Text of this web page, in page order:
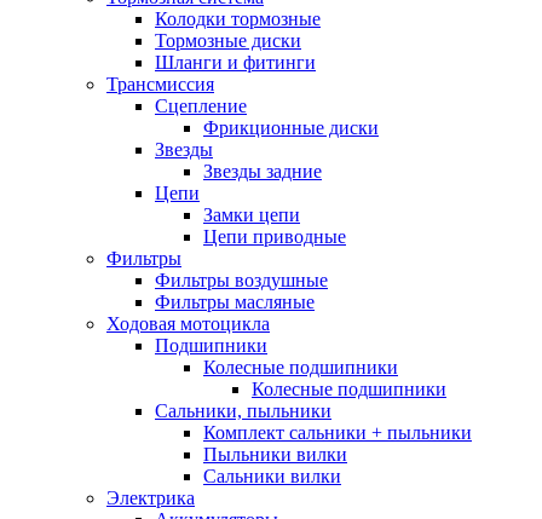
Колодки тормозные
Тормозные диски
Шланги и фитинги
Трансмиссия
Cцепление
Фрикционные диски
Звезды
Звезды задние
Цепи
Замки цепи
Цепи приводные
Фильтры
Фильтры воздушные
Фильтры масляные
Ходовая мотоцикла
Подшипники
Колесные подшипники
Колесные подшипники
Сальники, пыльники
Комплект сальники + пыльники
Пыльники вилки
Сальники вилки
Электрика